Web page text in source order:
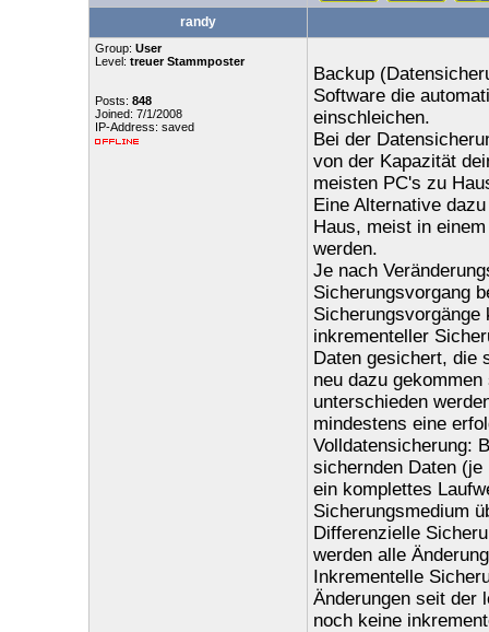
randy
Group: User
Level: treuer Stammposter
Posts: 848
Joined: 7/1/2008
IP-Address: saved
Backup
Software die
einschleichen.
Bei der
von der Kapazität
meisten PC's zu
Eine Alternative
Haus, meist in
werden.
Je nach
Sicherungsvorgang
Sicherungsvorgänge
inkrementeller
Daten gesichert, die
neu dazu gekommen
unterschieden
mindestens eine
Volldatensicherung:
sichernden Daten
ein komplettes
Sicherungsmedium
Differenzielle
werden alle
Inkrementelle
Änderungen seit der
noch keine